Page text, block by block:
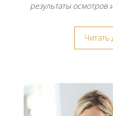
результаты
Читать